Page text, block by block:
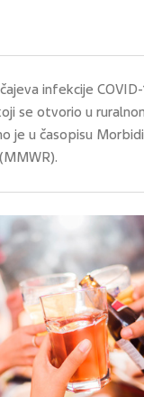
infekcije
se otvorio u
je u časopisu